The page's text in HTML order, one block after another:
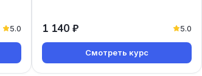
5.0 1 140 ₽ 5.0
Смотреть курс